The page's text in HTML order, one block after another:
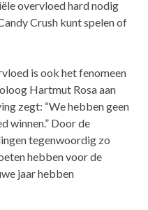
overvloed hard nodig
Crush kunt spelen of
is ook het fenomeen
Hartmut Rosa aan
zegt: “We hebben geen
winnen.” Door de
tegenwoordig zo
hebben voor de
jaar hebben